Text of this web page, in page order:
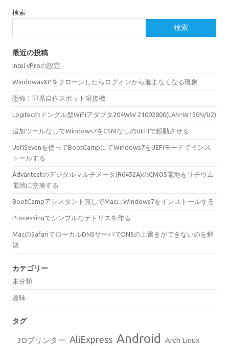
検索
検索
最近の投稿
Intel vProの設定
WindowasXPをクローンしたらログオンから進まなくなる現象
恐怖！即席自作スポット溶接機
Logitecのドングル型WiFiアダプタ204WW 21002800(LAN-W150N/U2)
追加ツールなしでWindows7をCSMなしのUEFIで起動させる
UefiSevenを使ってBootCampにてWindows7をUEFIモードでインス
トールする
Advantestのデジタルマルチメータ(R6452A)のCMOS電池をリチウム
電池に交換する
BootCampアシスタント無しでMacにWindows7をインストールする
Processingでシンプルなテトリスを作る
MacのSafariでローカルDNSサーバでDNSの上書きができないのを解
決
カテゴリー
未分類
趣味
タグ
3Dプリンター AliExpress Android Arch Linux